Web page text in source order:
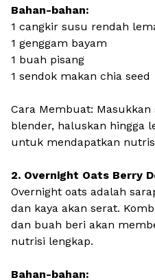
Bahan-bahan:
1 cangkir susu rendah
1 genggam bayam
1 buah pisang
1 sendok makan chia seed
Cara Membuat:
blender, haluskan hingga
untuk mendapatkan
2. Overnight Oats Berry
Overnight oats adalah
dan kaya akan serat.
dan buah beri akan
nutrisi lengkap.
Bahan-bahan: